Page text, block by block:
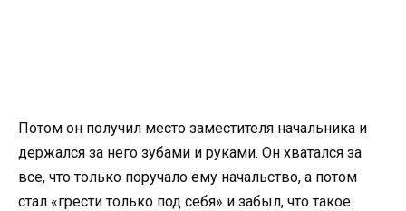
Потом он получил место заместителя начальника и
держался за него зубами и руками. Он хватался за
все, что только поручало ему начальство, а потом
стал «грести только под себя» и забыл, что такое